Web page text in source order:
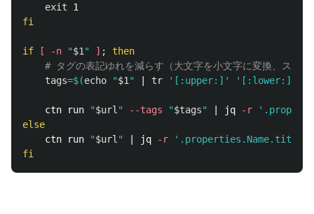
exit
fi
if [ -n "$1 " ] ;
then
# タグの表記ゆれを減らす（大文字を小文字に変換、スペ
tags=$(echo "$1 " tr '[:upper:]' '[:lower:]'
    ctn run
"$url " --tags "$tags" | jq -r
else
ctn run
"$url " | jq -r
fi